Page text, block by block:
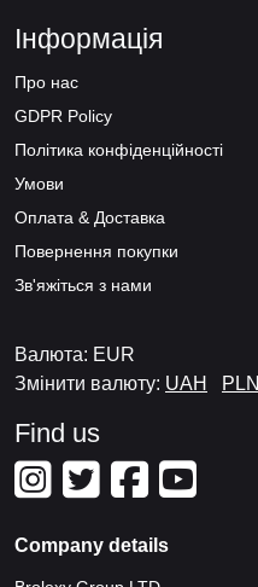
Інформація
Про нас
GDPR Policy
Політика конфіденційності
Умови
Оплата & Доставка
Повернення покупки
Зв'яжіться з нами
Валюта: EUR
Змінити валюту: UAH PLN
Find us
Company details